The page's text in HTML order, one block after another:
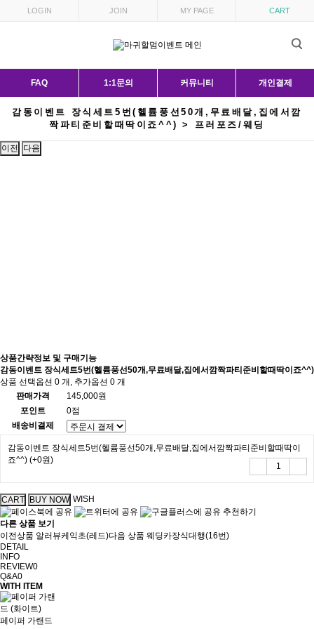
LOGIN JOIN MY PAGE CART
FAQ 1:1문의 커뮤니티 개인결제
감동이벤트 장식세트5번(헬륨풍선50개,무료배달,집에서깜
짝파티준비할때딱이죠^^) > 프러포즈/웨딩
이전 다음
상품간략정보 및 구매기능
감동이벤트 장식세트5번(헬륨풍선50개,무료배달,집에서깜짝파티준비할때딱이죠^^)
상품 선택옵션 0 개, 추가옵션 0 개
판매가격
145,000원
포인트
0점
배송비결제
감동이벤트 장식세트5번(헬륨풍선50개,무료배달,집에서깜짝파티준비할때딱이
죠^^) (+0원)
WISH
추천하기
다른 상품 보기
이전상품 알러뷰케익초(레드)다음 상품 웨딩카장식대행(16번)
DETAIL
INFO
REVIEW0
Q&A0
WITH ITEM
페이퍼 가랜드